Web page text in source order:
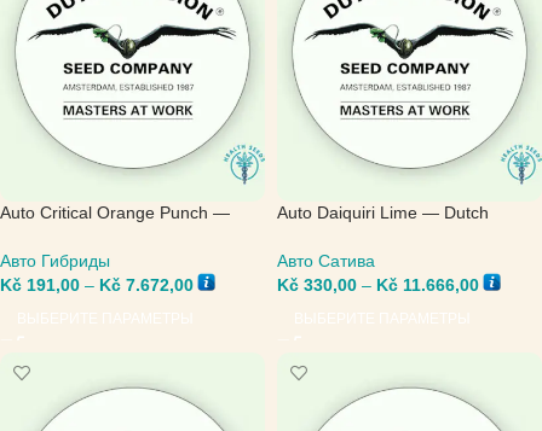
Auto Critical Orange Punch —
Авто Гибриды
Kč 191,00 – Kč 7.672,00
Auto Daiquiri Lime — Dutch
Авто Сатива
Kč 330,00 – Kč 11.666,00